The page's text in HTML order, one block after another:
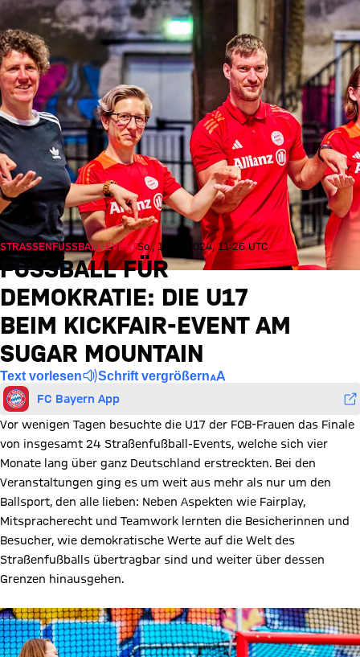
STRASSENFUSSBALL-EVENT So., 11.08.2024, 11:26 UTC
FUSSBALL FÜR D
EMOKRATIE: DIE U17 B
EIM KICKFAIR-EVENT AM S
UGAR MOUNTAIN
Text vorlesen Schrift vergrößern
FC Bayern App
Vor wenigen Tagen besuchte die U17 der FCB-Frauen das Finale
von insgesamt 24 Straßenfußball-Events, welche sich vier
Monate lang über ganz Deutschland erstreckten. Bei den
Veranstaltungen ging es um weit aus mehr als nur um den
Ballsport, den alle lieben: Neben Aspekten wie Fairplay,
Mitspracherecht und Teamwork lernten die Besicherinnen und
Besucher, wie demokratische Werte auf die Welt des
Straßenfußballs übertragbar sind und weiter über dessen
Grenzen hinausgehen.